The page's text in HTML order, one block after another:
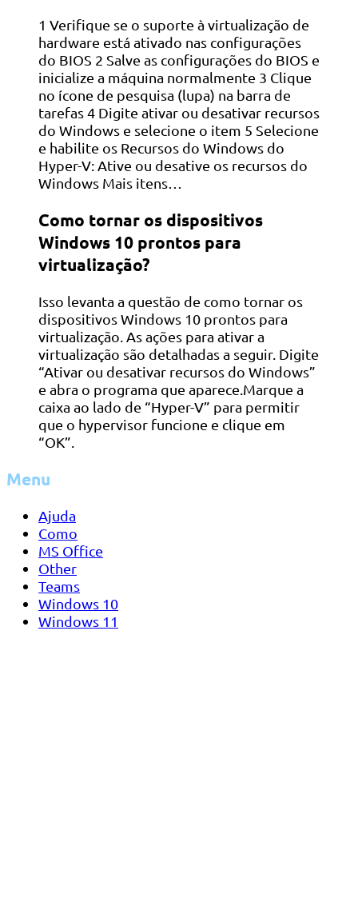
1 Verifique se o suporte à virtualização de
hardware está ativado nas configurações
do BIOS 2 Salve as configurações do BIOS e
inicialize a máquina normalmente 3 Clique
no ícone de pesquisa (lupa) na barra de
tarefas 4 Digite ativar ou desativar recursos
do Windows e selecione o item 5 Selecione
e habilite os Recursos do Windows do
Hyper-V: Ative ou desative os recursos do
Windows Mais itens…
Como tornar os dispositivos
Windows 10 prontos para
virtualização?
Isso levanta a questão de como tornar os
dispositivos Windows 10 prontos para
virtualização. As ações para ativar a
virtualização são detalhadas a seguir. Digite
“Ativar ou desativar recursos do Windows”
e abra o programa que aparece.Marque a
caixa ao lado de “Hyper-V” para permitir
que o hypervisor funcione e clique em
“OK”.
Menu
Ajuda
Como
MS Office
Other
Teams
Windows 10
Windows 11